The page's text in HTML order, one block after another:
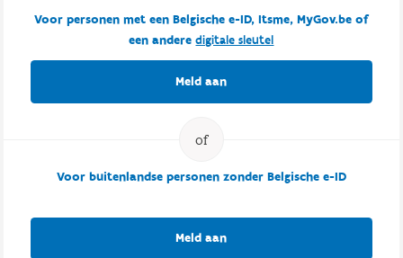
Voor personen met een Belgische e-ID, Itsme, MyGov.be of
een anderedigitale sleutel
Meld aan
Voor buitenlandse personen zonder Belgische e-ID
Meld aan